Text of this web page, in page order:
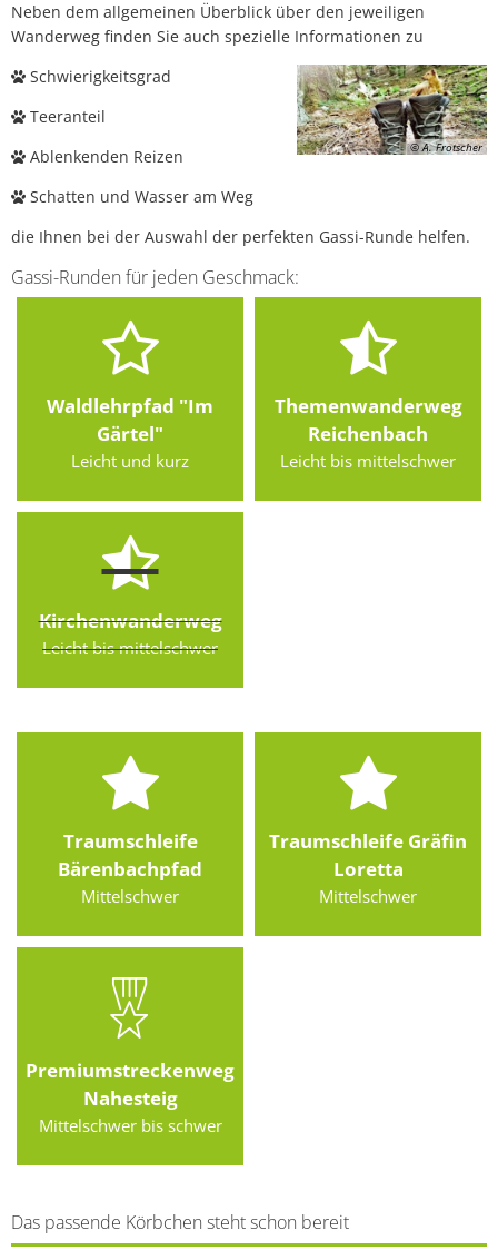
Neben dem allgemeinen Überblick über den jeweiligen
Wanderweg finden Sie auch spezielle Informationen zu
© A. Frotscher
Schwierigkeitsgrad
Teeranteil
Ablenkenden Reizen
Schatten und Wasser am Weg
die Ihnen bei der Auswahl der perfekten Gassi-Runde helfen.
Gassi-Runden für jeden Geschmack:
Waldlehrpfad "Im
Gärtel"
Leicht und kurz
Themenwanderweg
Reichenbach
Leicht bis mittelschwer
Kirchenwanderweg
Leicht bis mittelschwer
Traumschleife
Bärenbachpfad
Mittelschwer
Traumschleife Gräfin
Loretta
Mittelschwer
Premiumstreckenweg
Nahesteig
Mittelschwer bis schwer
Das passende Körbchen steht schon bereit